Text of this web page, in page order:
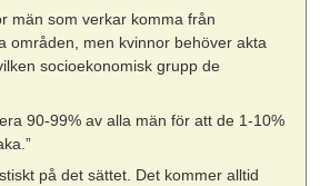
män som verkar komma från
områden, men kvinnor behöver akta
socioekonomisk grupp de
90-99% av alla män för att de 1-10%
på det sättet. Det kommer alltid